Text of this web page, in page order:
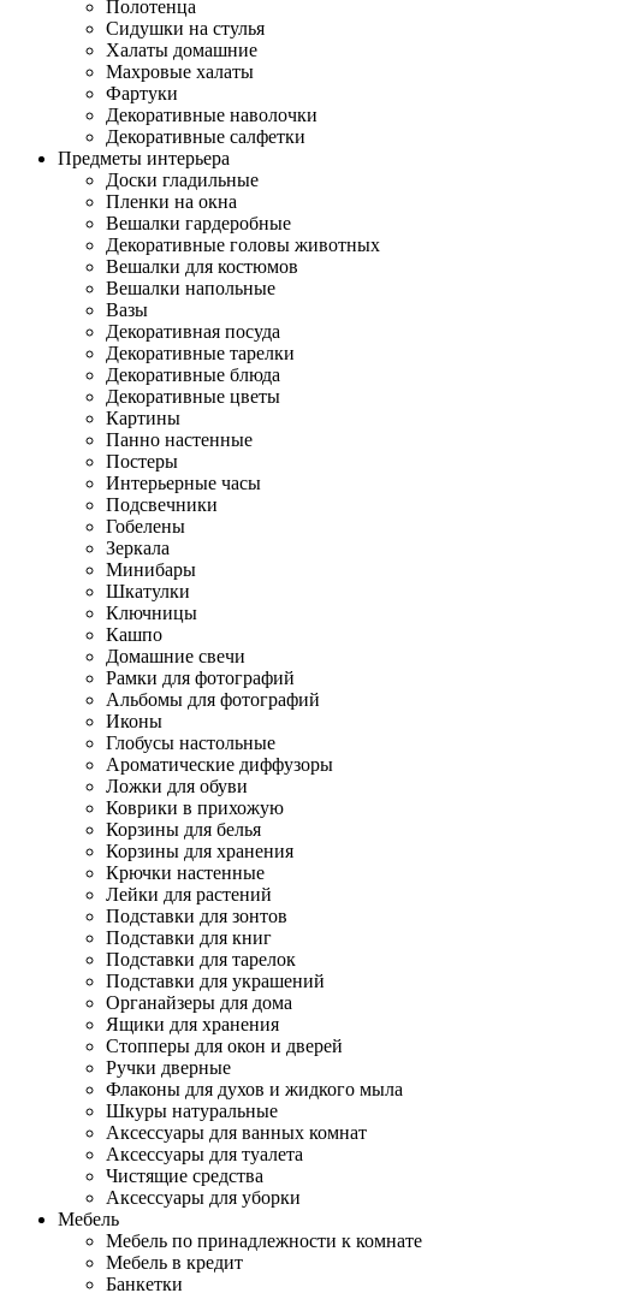
Полотенца
Сидушки на стулья
Халаты домашние
Махровые халаты
Фартуки
Декоративные наволочки
Декоративные салфетки
Предметы интерьера
Доски гладильные
Пленки на окна
Вешалки гардеробные
Декоративные головы животных
Вешалки для костюмов
Вешалки напольные
Вазы
Декоративная посуда
Декоративные тарелки
Декоративные блюда
Декоративные цветы
Картины
Панно настенные
Постеры
Интерьерные часы
Подсвечники
Гобелены
Зеркала
Минибары
Шкатулки
Ключницы
Кашпо
Домашние свечи
Рамки для фотографий
Альбомы для фотографий
Иконы
Глобусы настольные
Ароматические диффузоры
Ложки для обуви
Коврики в прихожую
Корзины для белья
Корзины для хранения
Крючки настенные
Лейки для растений
Подставки для зонтов
Подставки для книг
Подставки для тарелок
Подставки для украшений
Органайзеры для дома
Ящики для хранения
Стопперы для окон и дверей
Ручки дверные
Флаконы для духов и жидкого мыла
Шкуры натуральные
Аксессуары для ванных комнат
Аксессуары для туалета
Чистящие средства
Аксессуары для уборки
Мебель
Мебель по принадлежности к комнате
Мебель в кредит
Банкетки